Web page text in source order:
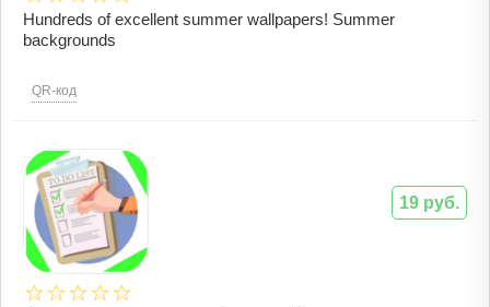
Hundreds of excellent summer wallpapers! Summer
backgrounds
QR-код
19 руб.